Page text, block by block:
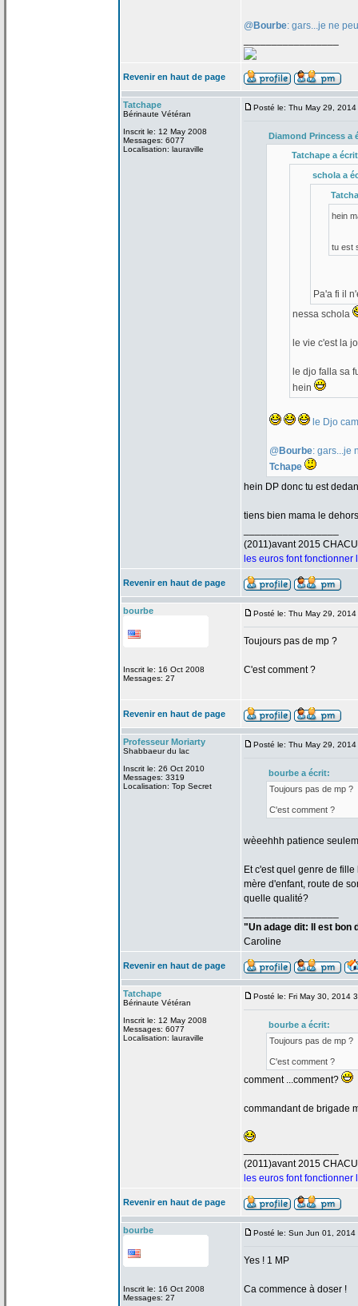
@ Bourbe: gars...je ne
Revenir en haut de page
Tatchape
Bérinaute Vétéran
Inscrit le: 12 May 2008
Messages: 6077
Localisation: lauraville
Posté le: Thu May 29,
Diamond Princess a
Tatchape a
schola a
hein
tu est
Pa'afi il
nessa schola
le vie c'est la
le djo falla sa
hein
le Djo
@ Bourbe: gars...je
Tchape
hein DP donc tu est
tiens bien mama le
(2011)avant 2015
les euros font fonctionner
Revenir en haut de page
bourbe
Inscrit le: 16 Oct 2008
Messages: 27
Posté le: Thu May 29,
Toujours pas de mp ?
C'est comment ?
Revenir en haut de page
Professeur Moriarty
Shabbaeur du lac
Inscrit le: 26 Oct 2010
Messages: 3319
Localisation: Top Secret
Posté le: Thu May 29,
bourbe a écrit:
Toujours pas de mp ?
C'est comment ?
wèeehhh patience
Et c'est quel genre de fille
mère d'enfant, route de
quelle qualité?
"Un adage dit: Il est bon
Caroline
Revenir en haut de page
Tatchape
Bérinaute Vétéran
Inscrit le: 12 May 2008
Messages: 6077
Localisation: lauraville
Posté le: Fri May 30, 2014
bourbe a écrit:
Toujours pas de mp ?
C'est comment ?
comment ...comment?
commandant de brigade
(2011)avant 2015
les euros font fonctionner
Revenir en haut de page
bourbe
Inscrit le: 16 Oct 2008
Messages: 27
Posté le: Sun Jun 01, 2014
Yes ! 1 MP
Ca commence à doser !